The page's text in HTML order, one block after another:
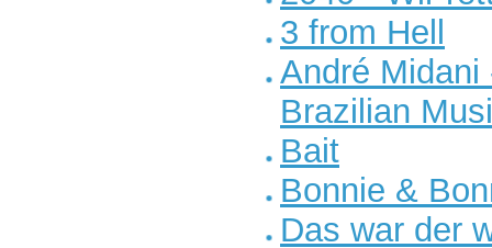
3 from Hell
André Midani
Brazilian
Bait
Bonnie &
Das war der